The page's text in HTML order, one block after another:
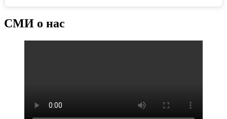
СМИ о нас